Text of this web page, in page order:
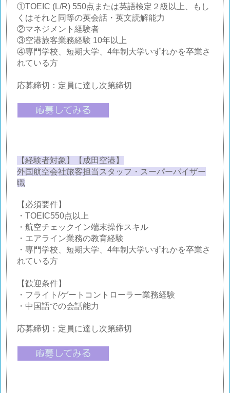
①TOEIC (L/R) 550点または英語検定２級以上、もし
くはそれと同等の英会話・英文読解能力
②マネジメント経験者
③空港旅客業務経験 10年以上
④専門学校、短期大学、4年制大学いずれかを卒業さ
れている方
応募締切：定員に達し次第締切
【経験者対象】【成田空港】
外国航空会社旅客担当スタッフ・スーパーバイザー
職
【必須要件】
・TOEIC550点以上
・航空チェックイン端末操作スキル
・エアライン業務の教育経験
・専門学校、短期大学、4年制大学いずれかを卒業さ
れている方
【歓迎条件】
・フライト/ゲートコントローラー業務経験
・中国語での会話能力
応募締切：定員に達し次第締切